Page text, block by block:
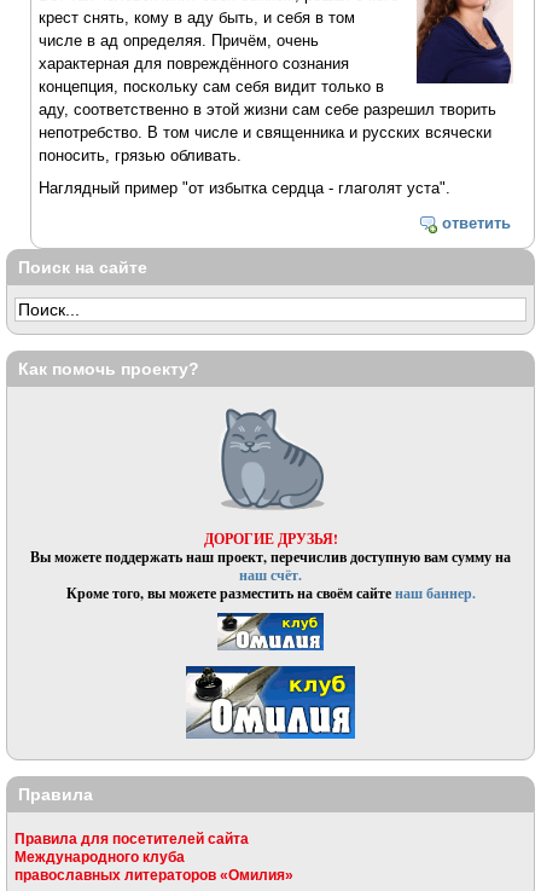
крест снять, кому в аду быть, и себя в том
числе в ад определяя. Причём, очень
характерная для повреждённого сознания
концепция, поскольку сам себя видит только в
аду, соответственно в этой жизни сам себе разрешил творить
непотребство. В том числе и священника и русских всячески
поносить, грязью обливать.
Наглядный пример "от избытка сердца - глаголят уста".
ответить
Поиск на сайте
Как помочь проекту?
ДОРОГИЕ ДРУЗЬЯ!
Вы можете поддержать наш проект, перечислив доступную вам сумму на
наш счёт.
Кроме того, вы можете разместить на своём сайтенаш баннер.
Правила
Правила для посетителей сайта
Международного клуба
православных литераторов «Омилия»